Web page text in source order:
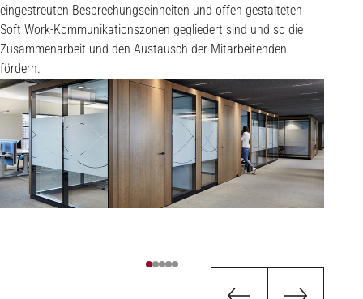
eingestreuten Besprechungseinheiten und offen gestalteten
Soft Work-Kommunikationszonen gegliedert sind und so die
Zusammenarbeit und den Austausch der Mitarbeitenden
fördern.